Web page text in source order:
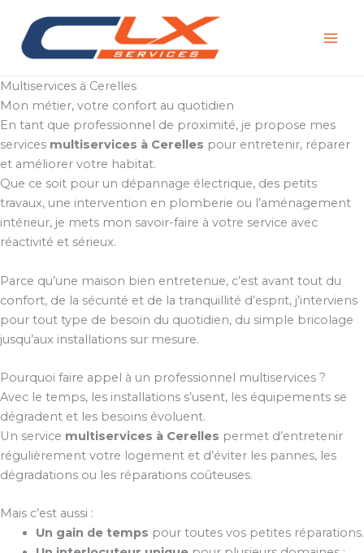
contenu
Multiservices à Cerelles
Mon métier, votre confort au quotidien
En tant que professionnel de proximité, je propose mes
services multiservices à Cerelles pour entretenir, réparer
et améliorer votre habitat.
Que ce soit pour un dépannage électrique, des petits
travaux, une intervention en plomberie ou l’aménagement
intérieur, je mets mon savoir-faire à votre service avec
réactivité et sérieux.
Parce qu’une maison bien entretenue, c’est avant tout du
confort, de la sécurité et de la tranquillité d’esprit, j’interviens
pour tout type de besoin du quotidien, du simple bricolage
jusqu’aux installations sur mesure.
Pourquoi faire appel à un professionnel multiservices ?
Avec le temps, les installations s’usent, les équipements se
dégradent et les besoins évoluent.
Un service multiservices à Cerelles permet d’entretenir
régulièrement votre logement et d’éviter les pannes, les
dégradations ou les réparations coûteuses.
Mais c’est aussi :
Un gain de temps pour toutes vos petites réparations.